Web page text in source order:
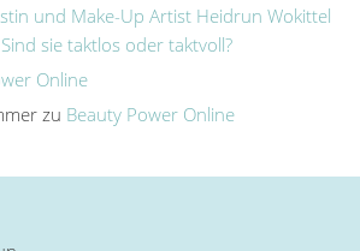
und Make-Up Artist Heidrun Wokittel
sie taktlos oder taktvoll?
Online
zu Beauty Power Online